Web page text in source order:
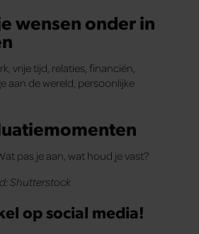
wensen onder in
vrije tijd, relaties, financiën,
aan de wereld, persoonlijke
pas je aan, wat houd je vast?
Shutterstock
op social media!